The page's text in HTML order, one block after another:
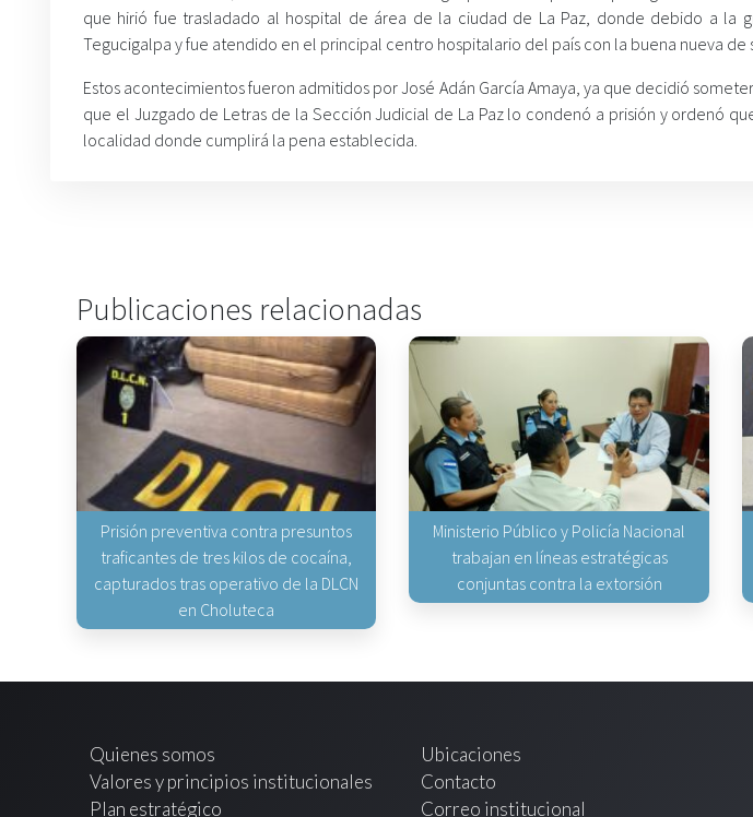
que hirió fue trasladado al hospital de área de la ciudad de La Paz, donde debido a la
Tegucigalpa y fue atendido en el principal centro hospitalario del país con la buena nueva
Estos acontecimientos fueron admitidos por José Adán García Amaya, ya que decidió
que el Juzgado de Letras de la Sección Judicial de La Paz lo condenó a prisión y ordenó
localidad donde cumplirá la pena establecida.
Publicaciones relacionadas
Prisión preventiva contra presuntos
traficantes de tres kilos de cocaína,
capturados tras operativo de la DLCN
en Choluteca
Ministerio Público y Policía Nacional
trabajan en líneas estratégicas
conjuntas contra la extorsión
Quienes somos
Valores y principios institucionales
Plan estratégico
Ubicaciones
Contacto
Correo institucional